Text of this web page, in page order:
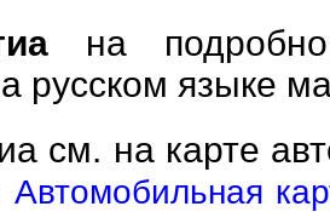
на
русском языке
см. на карте
Автомобильная